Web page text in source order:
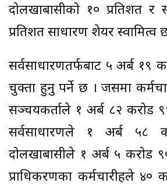
दोलखाबासीको १० प्रतिशत र
प्रतिशत साधारण शेयर स्वामित्व
सर्वसाधारणतर्फबाट ५ अर्ब १९
चुक्ता हुनु पर्ने छ । जसमा
सञ्चयकर्ताले १ अर्ब ८२ करोड
सर्वसाधारणले १ अर्ब ५८
दोलखाबासीले १ अर्ब ५ करोड
प्राधिकरणका कर्मचारीहरुले